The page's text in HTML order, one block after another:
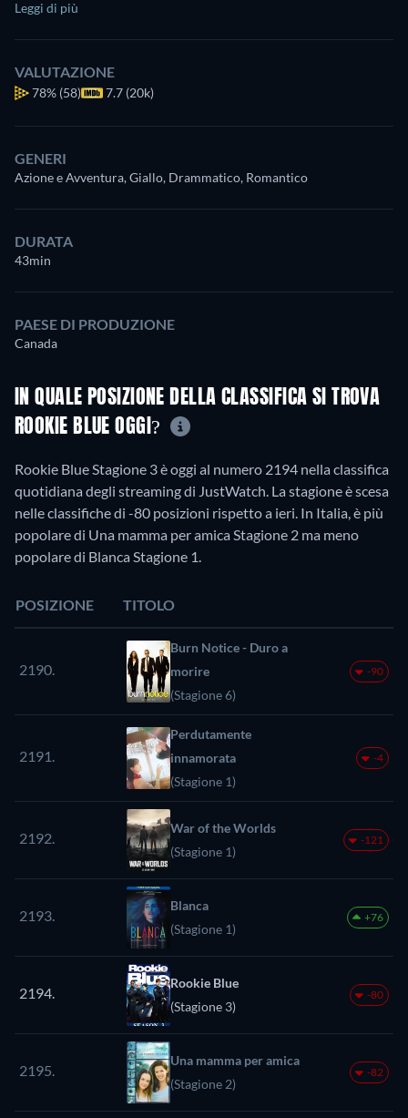
Leggi di più
VALUTAZIONE
78% (58) 7.7 (20k)
GENERI
Azione e Avventura, Giallo, Drammatico, Romantico
DURATA
43min
PAESE DI PRODUZIONE
Canada
IN QUALE POSIZIONE DELLA CLASSIFICA SI TROVA
ROOKIE BLUE OGGI?
Rookie Blue Stagione 3 è oggi al numero 2194 nella classifica
quotidiana degli streaming di JustWatch. La stagione è scesa
nelle classifiche di -80 posizioni rispetto a ieri. In Italia, è più
popolare di Una mamma per amica Stagione 2 ma meno
popolare di Blanca Stagione 1.
POSIZIONE TITOLO
2190.
Burn Notice - Duro a
morire
(Stagione 6)
-90
2191.
Perdutamente
innamorata
(Stagione 1)
-4
2192.
War of the Worlds
(Stagione 1)
-121
2193.
Blanca
(Stagione 1)
+76
2194.
Rookie Blue
(Stagione 3)
-80
2195.
Una mamma per amica
(Stagione 2)
-82